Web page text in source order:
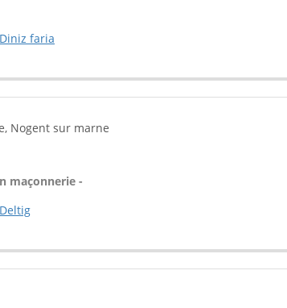
Diniz faria
Nogent sur marne
maçonnerie -
Deltig